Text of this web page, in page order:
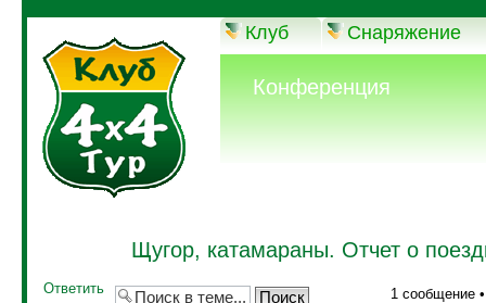
Клуб Снаряжение
Конференция
Щугор, катамараны. Отчет о
Ответить 1 сообщение